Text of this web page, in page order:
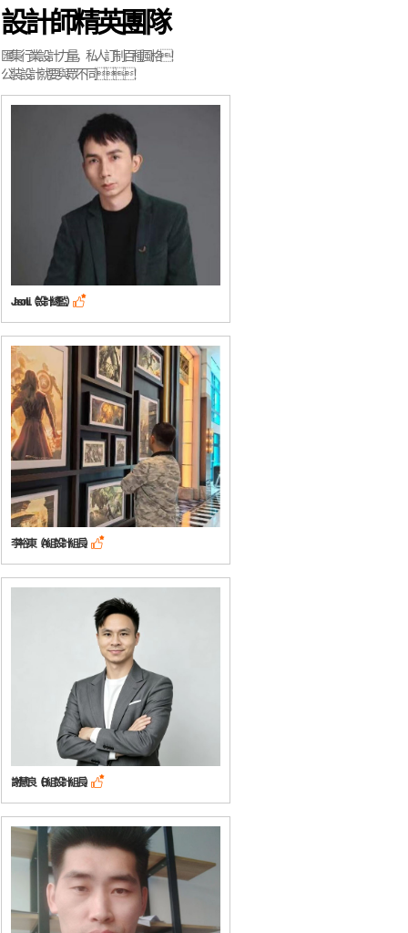
設計師精英團隊
匯集行業設計力量，私人訂制百種風格！
公裝設計就要與眾不同！
Jason Li（設計總監） 
李裕東（A組設計組長） 
謝慧良（B組設計組長） 